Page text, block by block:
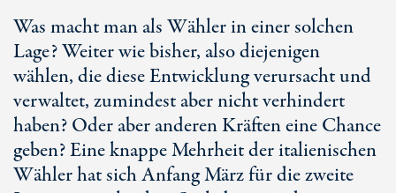
Was macht man als Wähler in einer solchen
Lage? Weiter wie bisher, also diejenigen
wählen, die diese Entwicklung verursacht und
verwaltet, zumindest aber nicht verhindert
haben? Oder aber anderen Kräften eine Chance
geben? Eine knappe Mehrheit der italienischen
Wähler hat sich Anfang März für die zweite